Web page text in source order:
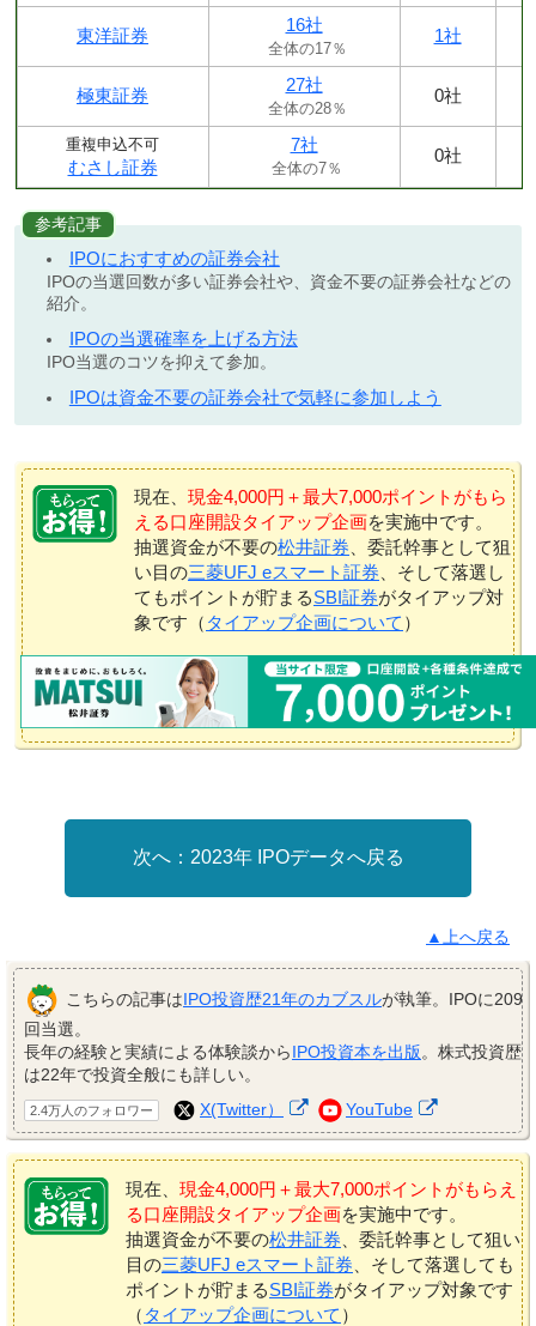
東洋証券
16社
全体の17％
1社
極東証券
27社
全体の28％
0社
重複申込不可
むさし証券
7社
全体の7％
0社
参考記事
IPOにおすすめの証券会社
IPOの当選回数が多い証券会社や、資金不要の証券会社などの
紹介。
IPOの当選確率を上げる方法
IPO当選のコツを抑えて参加。
IPOは資金不要の証券会社で気軽に参加しよう
現在、 現金4,000円＋最大7,000ポイントがもら
える口座開設タイアップ企画を実施中です。
抽選資金が不要の松井証券 、委託幹事として狙
い目の三菱UFJ eスマート証券 、そして落選し
てもポイントが貯まるSBI証券がタイアップ対
象です（ タイアップ企画について ）
2023年 IPOデータへ戻る
▲上へ戻る
こちらの記事はIPO投資歴21年のカブスルが執筆。IPOに209
回当選。
長年の経験と実績による体験談からIPO投資本を出版。株式投資歴
は22年で投資全般にも詳しい。
2.4万人のフォロワー X(Twitter） YouTube
現在、 現金4,000円＋最大7,000ポイントがもらえ
る口座開設タイアップ企画を実施中です。
抽選資金が不要の松井証券 、委託幹事として狙い
目の三菱UFJ eスマート証券 、そして落選しても
ポイントが貯まるSBI証券がタイアップ対象です
（ タイアップ企画について ）